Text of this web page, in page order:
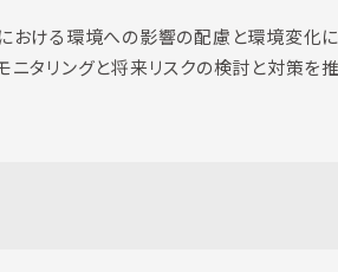
おける環境への影響の配慮と環境変化
ニタリングと将来リスクの検討と対策を